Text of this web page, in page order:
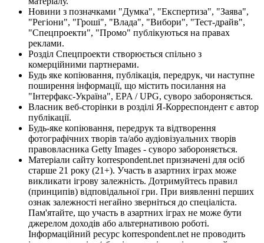
Новини з позначками "Думка", "Експертиза", "Заява",
"Регіони", "Гроші", "Влада", "Вибори", "Тест-драйв",
"Спецпроекти", "Промо" публікуються на правах
реклами.
Розділ Спецпроекти створюється спільно з
комерційними партнерами.
Будь яке копіювання, публікація, передрук, чи наступне
поширення інформації, що містить посилання на
"Інтерфакс-Україна", EPA / UPG, суворо забороняється.
Власник веб-сторінки в розділі Я-Корреспондент є автор
публікації.
Будь-яке копіювання, передрук та відтворення
фотографічних творів та/або аудіовізуальних творів
правовласника Getty Images - суворо забороняється.
Матеріали сайту korrespondent.net призначені для осіб
старше 21 року (21+). Участь в азартних іграх може
викликати ігрову залежність. Дотримуйтесь правил
(принципів) відповідальної гри. При виявленні перших
ознак залежності негайно зверніться до спеціаліста.
Пам'ятайте, що участь в азартних іграх не може бути
джерелом доходів або альтернативою роботі.
Інформаційний ресурс korrespondent.net не проводить